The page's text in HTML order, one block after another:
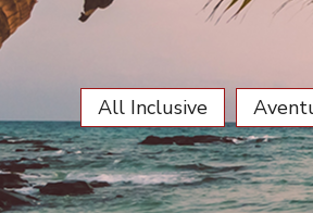
All Inclusive